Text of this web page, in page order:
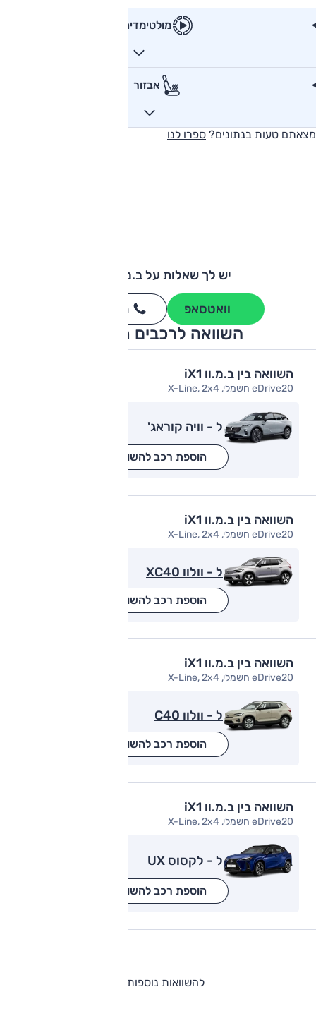
מולטימדיה
אבזור
מצאתם טעות בנתונים? ספרו לנו
יש לך שאלות על ב.מ.וו iX1?
וואטסאפ חייגו
השוואה לרכבים מתחרים
השוואה בין ב.מ.וו iX1
eDrive20 חשמלי, X-Line, 2x4
ל - וויה קוראג'
הוספת רכב להשוואה
השוואה בין ב.מ.וו iX1
eDrive20 חשמלי, X-Line, 2x4
ל - וולוו XC40
הוספת רכב להשוואה
השוואה בין ב.מ.וו iX1
eDrive20 חשמלי, X-Line, 2x4
ל - וולוו C40
הוספת רכב להשוואה
השוואה בין ב.מ.וו iX1
eDrive20 חשמלי, X-Line, 2x4
ל - לקסוס UX
הוספת רכב להשוואה
להשוואות נוספות